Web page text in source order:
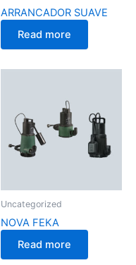
ARRANCADOR SUAVE
Read more
Uncategorized
NOVA FEKA
Read more